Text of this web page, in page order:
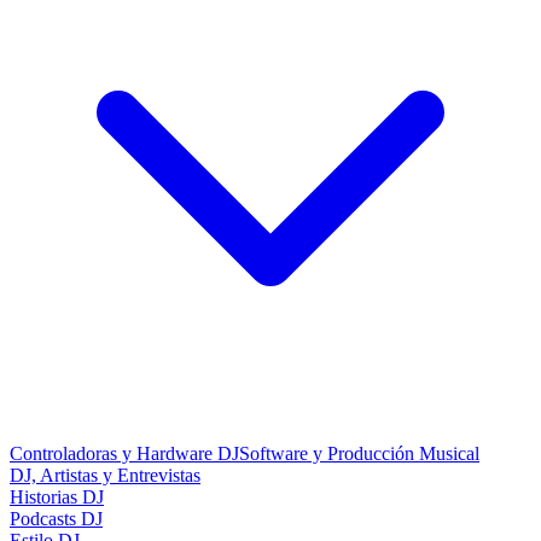
Controladoras y Hardware DJSoftware y Producción Musical
DJ, Artistas y Entrevistas
Historias DJ
Podcasts DJ